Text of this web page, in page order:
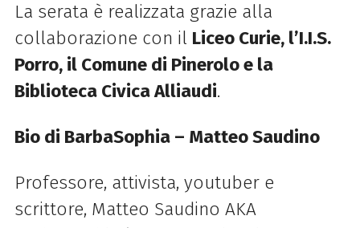
La serata è realizzata grazie alla
collaborazione con il Liceo Curie, l’I.I.S.
Porro, il Comune di Pinerolo e la
Biblioteca Civica Alliaudi.
Bio di BarbaSophia – Matteo Saudino
Professore, attivista, youtuber e
scrittore, Matteo Saudino AKA